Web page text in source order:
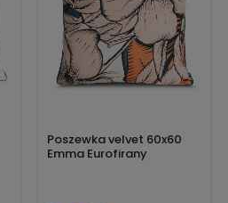
Poszewka velvet 60x60
Emma Eurofirany